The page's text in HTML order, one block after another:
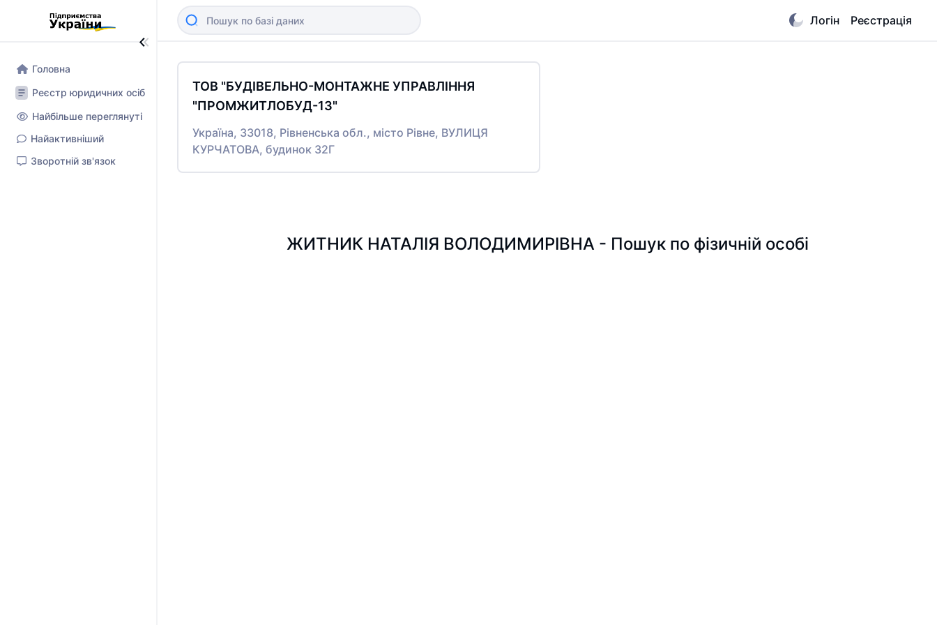
Головна
Реєстр юридичних осіб
Найбільше переглянуті
Найактивніший
Зворотній зв'язок
Логін Реєстрація
ТОВ "БУДІВЕЛЬНО-МОНТАЖНЕ УПРАВЛІННЯ
"ПРОМЖИТЛОБУД-13"
Україна, 33018, Рівненська обл., місто Рівне, ВУЛИЦЯ
КУРЧАТОВА, будинок 32Г
ЖИТНИК НАТАЛІЯ ВОЛОДИМИРІВНА - Пошук по фізичній особі